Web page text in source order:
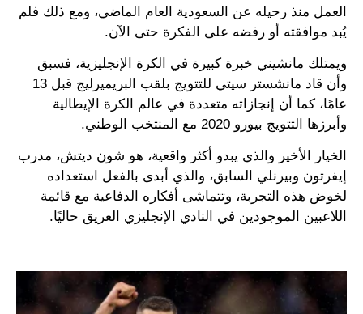
العمل منذ رحيله عن السعودية العام الماضي، ومع ذلك فلم
يُبد موافقته أو رفضه على الفكرة حتى الآن.
ويمتلك مانشيني خبرة كبيرة في الكرة الإنجليزية، فسبق
وأن قاد مانشستر سيتي للتتويج بلقب البريميرليج قبل 13
عامًا، كما أن إنجازاته متعددة في عالم الكرة الإيطالية
وأبرزها التتويج بيورو 2020 مع المنتخب الوطني.
الخيار الأخير والذي يبدو أكثر واقعية، هو شون ديتش، مدرب
إيفرتون وبيرنلي السابق، والذي أبدى بالفعل استعداده
لخوض هذه التجربة، وتتماشى أفكاره الدفاعية مع قائمة
اللاعبين الموجودين في النادي الإنجليزي العريق حاليًا.